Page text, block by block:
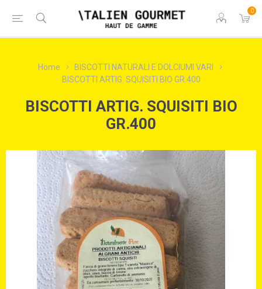
0
Home
BISCOTTI NATURALI E DOLCIUMI VARI
BISCOTTI ARTIG. SQUISITI BIO GR.400
BISCOTTI ARTIG. SQUISITI BIO
GR.400